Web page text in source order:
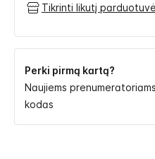
Tikrinti likutį
Perki pirmą kartą?
Naujiems
kodas